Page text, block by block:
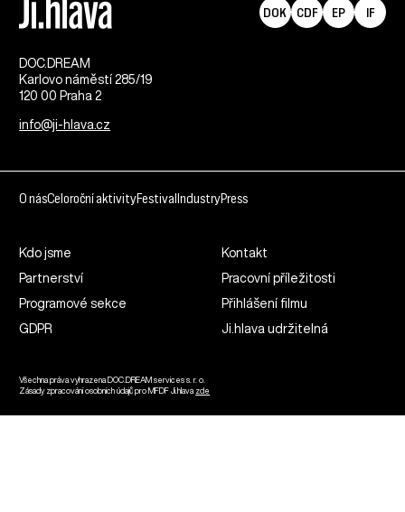
DOC.DREAM​
Karlovo náměstí 285/19
120 00 Praha 2
info@ji-hlava.cz
DOK CDF EP IF
O násCeloroční aktivityFestival IndustryPress
Kdo jsme
Kontakt
Partnerství
Pracovní příležitosti
Programové sekce
Přihlášení filmu
GDPR
Ji.hlava udržitelná
Všechna práva vyhrazena DOC.DREAM services s. r. o.
Zásady zpracování osobních údajů pro MFDF Ji.hlava zde